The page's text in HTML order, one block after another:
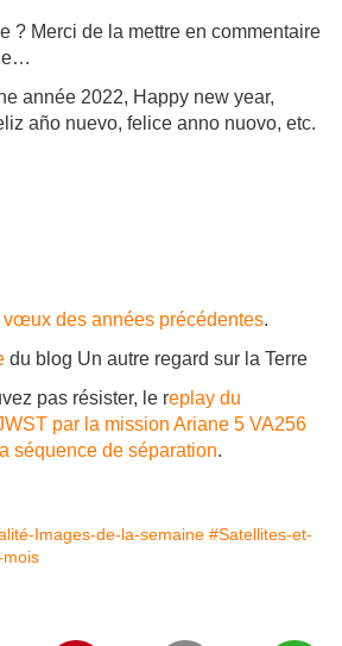
? Merci de la mettre en commentaire
année 2022, Happy new year,
año nuevo, felice anno nuovo, etc.
vœux des années précédentes.
du blog Un autre regard sur la Terre
pas résister, le replay du
par la mission Ariane 5 VA256
séquence de séparation.
Images-de-la-semaine #Satellites-et-